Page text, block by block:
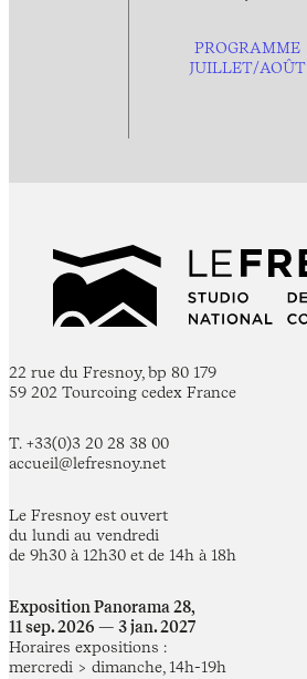
PROGRAMME
JUILLET/AOÛT
22 rue du Fresnoy, bp 80 179
59 202 Tourcoing cedex France
T. +33(0)3 20 28 38 00
accueil@lefresnoy.net
Le Fresnoy est ouvert
du lundi au vendredi
de 9h30 à 12h30 et de 14h à 18h
Exposition Panorama 28,
11 sep. 2026 — 3 jan. 2027
Horaires expositions :
mercredi > dimanche, 14h-19h